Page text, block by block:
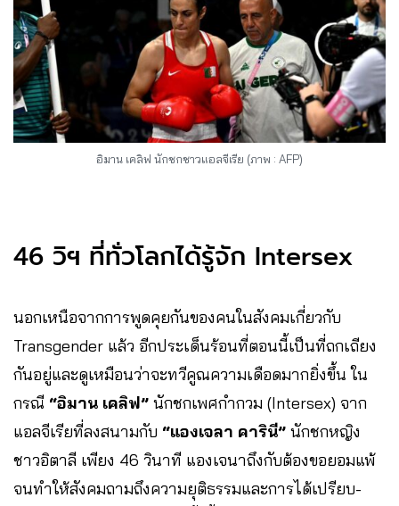
อิมาน เคลิฟ นักชกชาวแอลจีเรีย (ภาพ : AFP)
46 วิฯ ที่ทั่วโลกได้รู้จัก Intersex
นอกเหนือจากการพูดคุยกันของคนในสังคมเกี่ยวกับ
Transgender แล้ว อีกประเด็นร้อนที่ตอนนี้เป็นที่ถกเถียง
กันอยู่และดูเหมือนว่าจะทวีคูณความเดือดมากยิ่งขึ้น ใน
กรณี “อิมาน เคลิฟ” นักชกเพศกำกวม (Intersex) จาก
แอลจีเรียที่ลงสนามกับ “แองเจลา คารินี” นักชกหญิง
ชาวอิตาลี เพียง 46 วินาที แองเจนาถึงกับต้องขอยอมแพ้
จนทำให้สังคมถามถึงความยุติธรรมและการได้เปรียบ-